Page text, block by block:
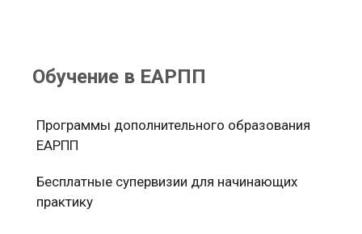
Обучение в ЕАРПП
Программы дополнительного образования
ЕАРПП
Бесплатные супервизии для начинающих
практику